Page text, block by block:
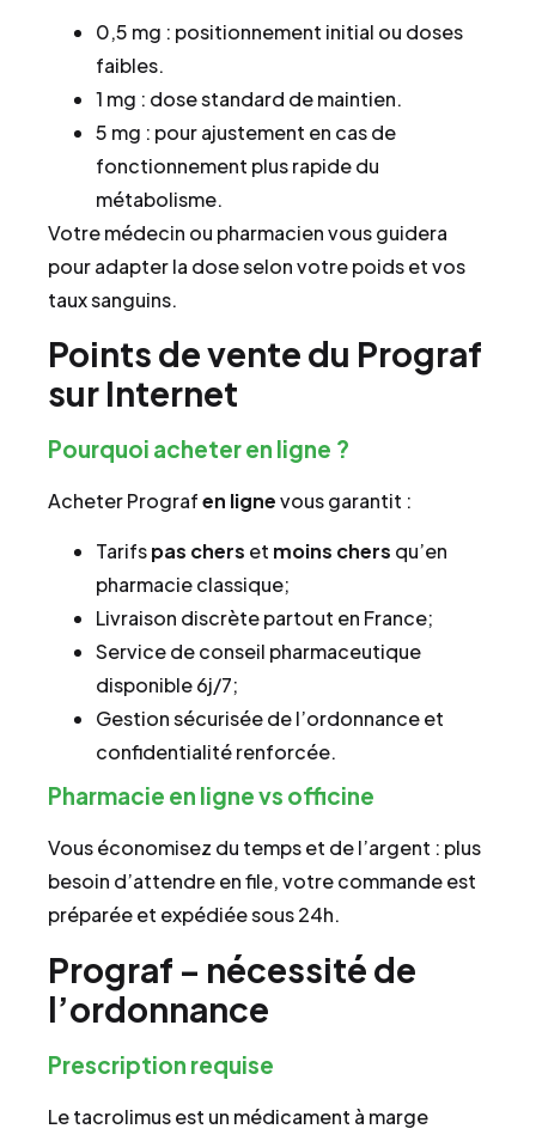
0,5 mg : positionnement initial ou doses
faibles.
1 mg : dose standard de maintien.
5 mg : pour ajustement en cas de
fonctionnement plus rapide du
métabolisme.
Votre médecin ou pharmacien vous guidera
pour adapter la dose selon votre poids et vos
taux sanguins.
Points de vente du Prograf
sur Internet
Pourquoi acheter en ligne ?
Acheter Prografen lignevous garantit :
Tarifspas chers et moins chers qu’en
pharmacie classique;
Livraison discrète partout en France;
Service de conseil pharmaceutique
disponible 6j/7;
Gestion sécurisée de l’ordonnance et
confidentialité renforcée.
Pharmacie en ligne vs officine
Vous économisez du temps et de l’argent : plus
besoin d’attendre en file, votre commande est
préparée et expédiée sous 24h.
Prograf – nécessité de
l’ordonnance
Prescription requise
Le tacrolimus est un médicament à marge